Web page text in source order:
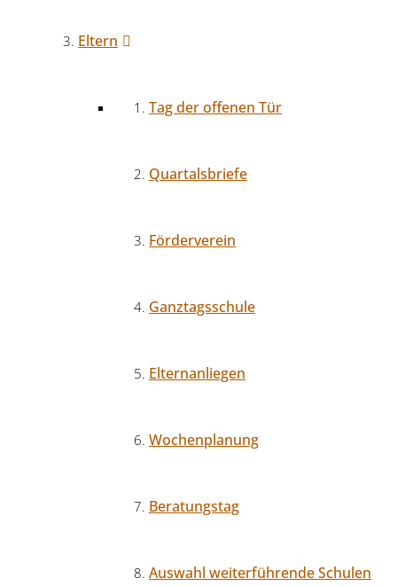
Eltern
Tag der offenen Tür
Quartalsbriefe
Förderverein
Ganztagsschule
Elternanliegen
Wochenplanung
Beratungstag
Auswahl weiterführende Schulen